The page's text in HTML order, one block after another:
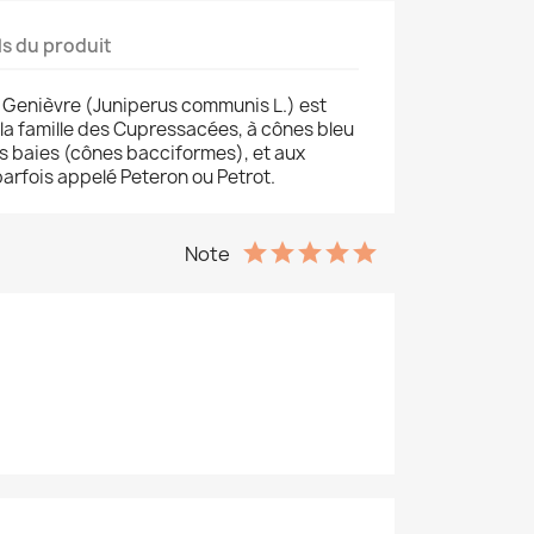
du produit
(Juniperus communis L.) est
famille des Cupressacées, à cônes bleu
baies (cônes bacciformes), et aux
appelé Peteron ou Petrot.
Note